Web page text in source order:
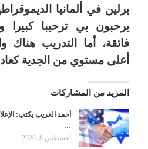
برلين في ألمانيا
يرحبون بي ترحيبا كبيرا
فائقة، أما التدريب هناك
أعلى مستوي من الجدية
المزيد من المشاركات
أحمد الغريب يكتب:
…
أغسطس 8, 2026